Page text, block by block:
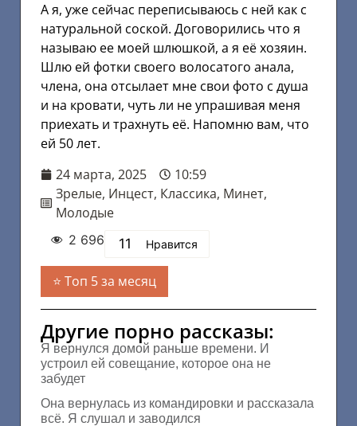
А я, уже сейчас переписываюсь с ней как с
натуральной соской. Договорились что я
называю ее моей шлюшкой, а я её хозяин.
Шлю ей фотки своего волосатого анала,
члена, она отсылает мне свои фото с душа
и на кровати, чуть ли не упрашивая меня
приехать и трахнуть её. Напомню вам, что
ей 50 лет.
24 марта, 2025
10:59
Зрелые, Инцест, Классика, Минет,
Молодые
2 696 11 Нравится
Топ 5 за месяц
Другие порно рассказы:
Я вернулся домой раньше времени. И
устроил ей совещание, которое она не
забудет
Она вернулась из командировки и рассказала
всё. Я слушал и заводился